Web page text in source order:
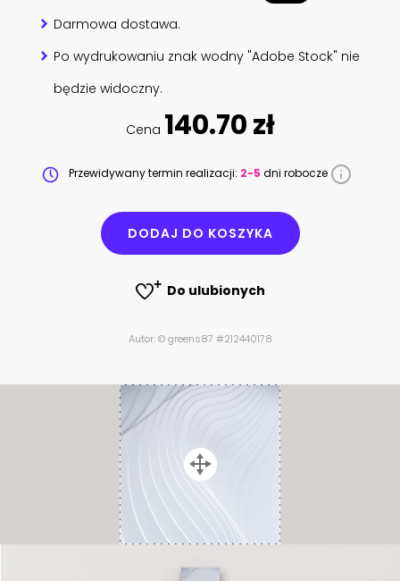
Darmowa dostawa.
Po wydrukowaniu znak wodny "Adobe Stock" nie
będzie widoczny.
Cena 140.70 zł
Przewidywany termin realizacji: 2-5 dni robocze
DODAJ DO KOSZYKA
Do ulubionych
Autor: © greens87 #212440178